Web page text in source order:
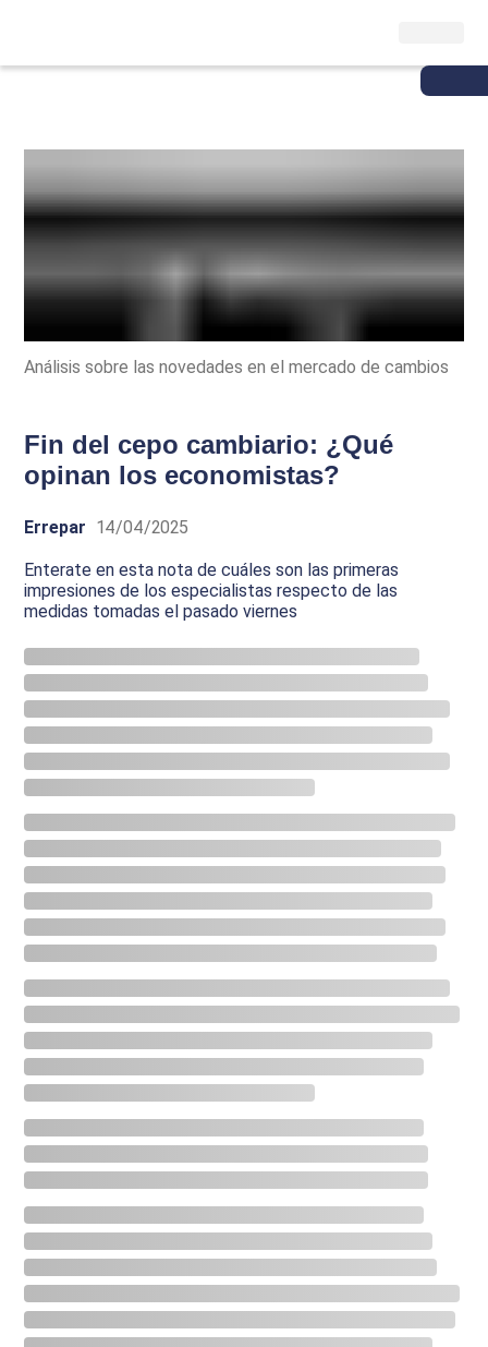
Análisis sobre las novedades en el mercado de cambios
Fin del cepo cambiario: ¿Qué
opinan los economistas?
Errepar 14/04/2025
Enterate en esta nota de cuáles son las primeras
impresiones de los especialistas respecto de las
medidas tomadas el pasado viernes